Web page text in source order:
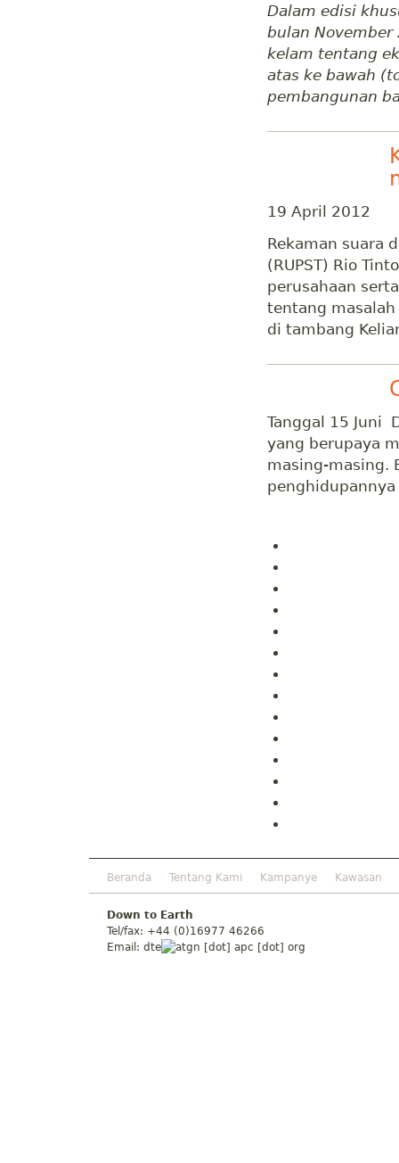
Dalam edisi
bulan November
kelam tentang
atas ke bawah
pembangunan
19 April 2012
Rekaman suara
(RUPST) Rio
perusahaan
tentang
di tambang
Tanggal 15 Juni
yang berupaya
masing-masing.
Beranda Tentang Kami Kampanye Kawasan
Down to Earth
Tel/fax: +44 (0)16977 46266
Email: dte gn [dot] apc [dot] org